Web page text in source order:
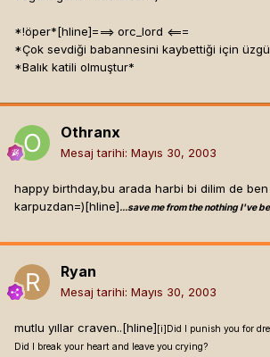
*!öper*[hline]===> orc_lord <===
*Çok sevdiği babannesini kaybettiği için
*Balık katili olmuştur*
Othranx
Mesaj tarihi: Mayıs 30, 2003
happy birthday,bu arada harbi bi dilim de
karpuzdan=)[hline]...save me from the nothing I've
Ryan
Mesaj tarihi: Mayıs 30, 2003
mutlu yıllar craven..[hline][i]Did I punish you for
Did I break your heart and leave you crying?